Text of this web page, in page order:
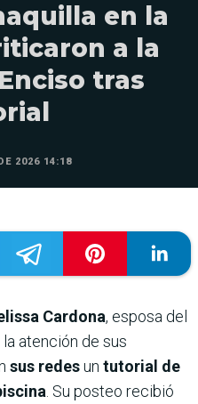
en la
a la
tras
2026 14:18
Cardona, esposa del
la atención de sus
sus redesun tutorial de
. Su posteo recibió